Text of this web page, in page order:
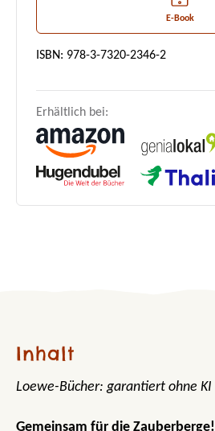
E-Book
ISBN: 978-3-7320-2346-2
Erhältlich bei:
Inhalt
Loewe-Bücher: garantiert ohne KI
Gemeinsam für die Zauberberge!